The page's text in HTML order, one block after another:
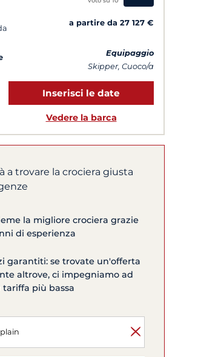
a partire da 27 127 €
Equipaggio
Skipper, Cuoco/a
Inserisci le date
Vedere la barca
a trovare la crociera giusta
la migliore crociera grazie
di esperienza
garantiti: se trovate un'offerta
altrove, ci impegniamo ad
più bassa